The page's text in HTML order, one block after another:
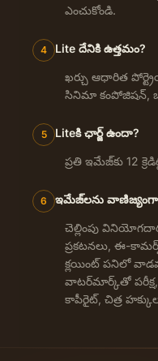
ఎంచుకోండి.
4 Lite దేనికి ఉత్తమం?
ఖర్చు ఆధారిత
సినిమా కంపోజిషన్,
5 Liteకి ఛార్జ్ ఉందా?
ప్రతి ఇమేజ్‌కు 12
6 ఇమేజ్‌లను
చెల్లింపు
ప్రకటనలు, ఈ-
క్లయింట్ పనిలో
వాటర్‌మార్క్‌తో
కాపీరైట్, చిత్ర